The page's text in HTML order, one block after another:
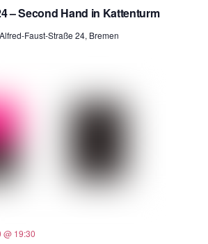
– Second Hand in Kattenturm
Alfred-Faust-Straße 24, Bremen
@ 19:30